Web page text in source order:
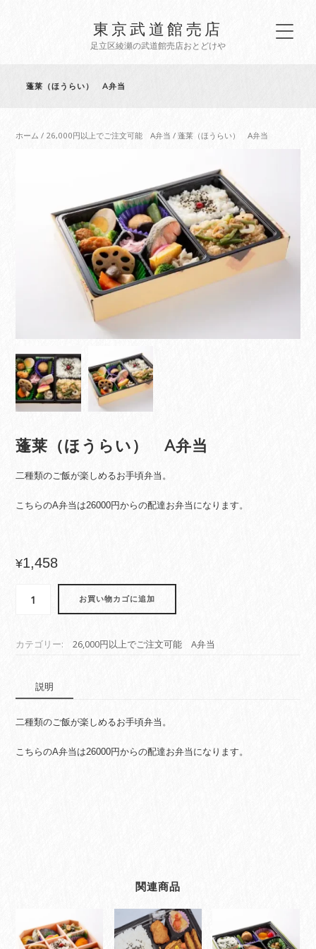
東京武道館売店
足立区綾瀬の武道館売店おとどけや
蓬莱（ほうらい） A弁当
ホーム / 26,000円以上でご注文可能 A弁当 / 蓬莱（ほうらい） A弁当
蓬莱（ほうらい） A弁当
二種類のご飯が楽しめるお手頃弁当。
こちらのA弁当は26000円からの配達お弁当になります。
¥1,458
ら
弁
個
お買い物カゴに追加
カテゴリー: 26,000円以上でご注文可能 A弁当
説明
二種類のご飯が楽しめるお手頃弁当。
こちらのA弁当は26000円からの配達お弁当になります。
関連商品